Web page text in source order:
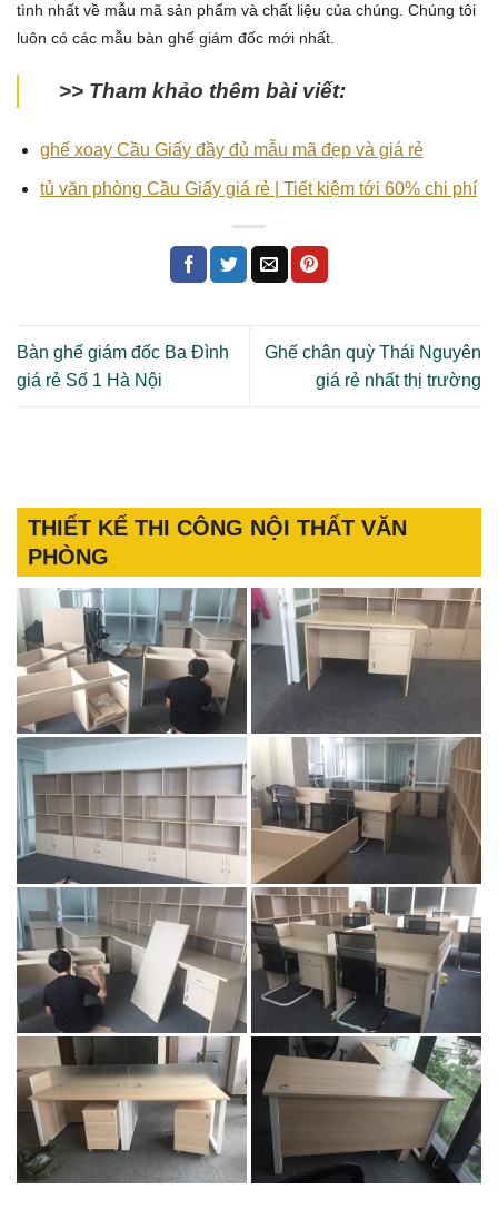
tình nhất về mẫu mã sản phẩm và chất liệu của chúng. Chúng tôi
luôn có các mẫu bàn ghế giám đốc mới nhất.
>> Tham khảo thêm bài viết:
ghế xoay Cầu Giấy đầy đủ mẫu mã đẹp và giá rẻ
tủ văn phòng Cầu Giấy giá rẻ | Tiết kiệm tới 60% chi phí
Bàn ghế giám đốc Ba Đình
giá rẻ Số 1 Hà Nội
Ghế chân quỳ Thái Nguyên
giá rẻ nhất thị trường
THIẾT KẾ THI CÔNG NỘI THẤT VĂN
PHÒNG